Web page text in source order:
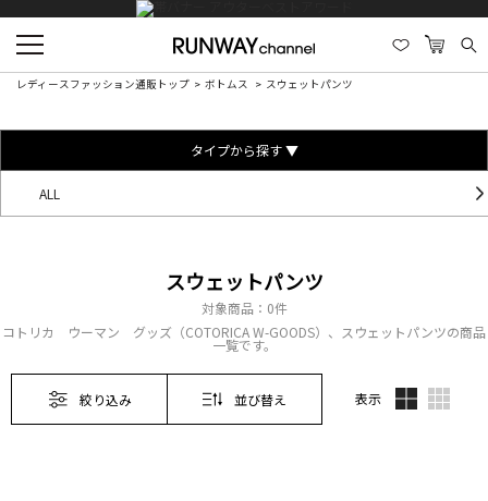
レディースファッション通販トップ ボトムス スウェットパンツ
タイプから探す ▼
ALL
スウェットパンツ
対象商品： 0件
コトリカ ウーマン グッズ（COTORICA W-GOODS）、スウェットパンツの商品
一覧です。
絞り込み 並び替え 表示